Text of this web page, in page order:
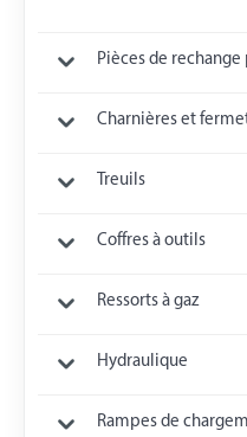
Pièces de
Charnières et
Treuils
Coffres à outils
Ressorts à gaz
Hydraulique
Rampes de